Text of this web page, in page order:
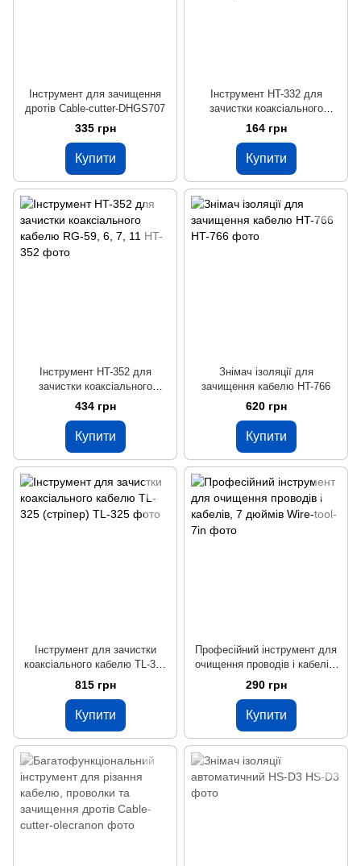
Інструмент для зачищення
дротів Cable-cutter-DHGS707
335 грн
Купити
Інструмент HT-332 для
зачистки коаксіального
кабелю RG-
58/59/6/3C2/62/6QS/3C/4C/5C
164 грн
Купити
Інструмент HT-352 для
зачистки коаксіального
кабелю RG-59, 6, 7, 11
434 грн
Купити
Знімач ізоляції для
зачищення кабелю HT-766
620 грн
Купити
Інструмент для зачистки
коаксіального кабелю TL-325
(стріпер)
815 грн
Купити
Професійний інструмент для
очищення проводів і кабелів,
7 дюймів
290 грн
Купити